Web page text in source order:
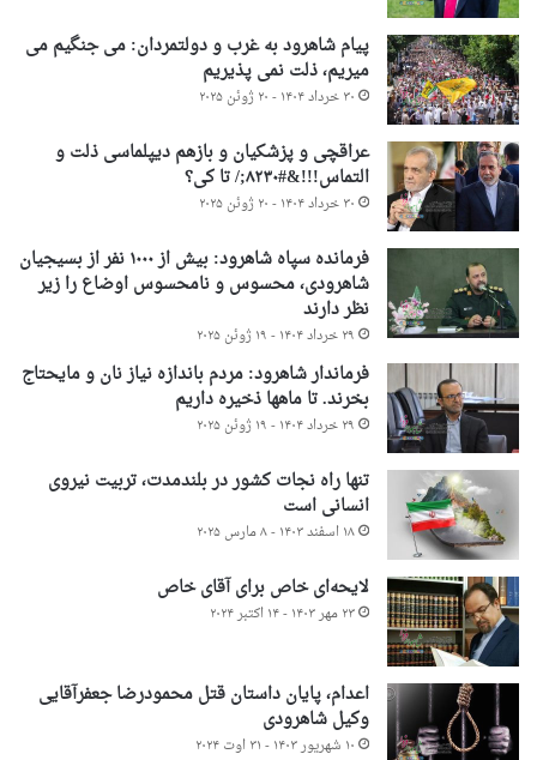
پیام شاهرود به غرب و دولتمردان: می جنگیم می
میریم، ذلت نمی پذیریم
۳۰ خرداد ۱۴۰۴ - ۲۰ ژوئن ۲۰۲۵
عراقچی و پزشکیان و بازهم دیپلماسی ذلت و
التماس!!!&#۸۲۳۰;/ تا کی؟
۳۰ خرداد ۱۴۰۴ - ۲۰ ژوئن ۲۰۲۵
فرمانده سپاه شاهرود: بیش از ۱۰۰۰ نفر از بسیجیان
شاهرودی، محسوس و نامحسوس اوضاع را زیر
نظر دارند
۲۹ خرداد ۱۴۰۴ - ۱۹ ژوئن ۲۰۲۵
فرماندار شاهرود: مردم باندازه نیاز نان و مایحتاج
بخرند. تا ماهها ذخیره داریم
۲۹ خرداد ۱۴۰۴ - ۱۹ ژوئن ۲۰۲۵
تنها راه نجات کشور در بلندمدت، تربیت نیروی
انسانی است
۱۸ اسفند ۱۴۰۳ - ۸ مارس ۲۰۲۵
لایحه‌ای خاص برای آقای خاص
۲۳ مهر ۱۴۰۳ - ۱۴ اکتبر ۲۰۲۴
اعدام، پایان داستان قتل محمودرضا جعفرآقایی
وکیل شاهرودی
۱۰ شهریور ۱۴۰۳ - ۳۱ اوت ۲۰۲۴